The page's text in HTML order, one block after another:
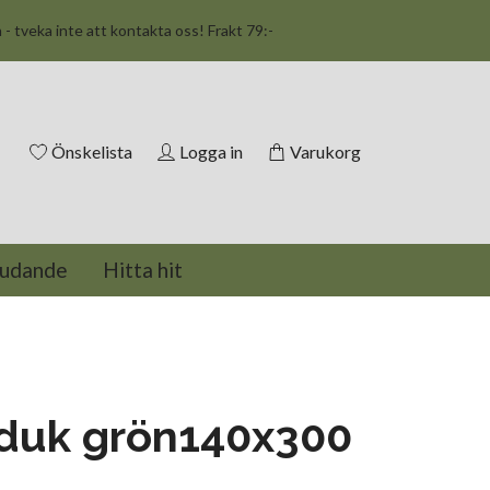
- tveka inte att kontakta oss! Frakt 79:-
Önskelista Logga in Varukorg
Hitta hit
grön140x300